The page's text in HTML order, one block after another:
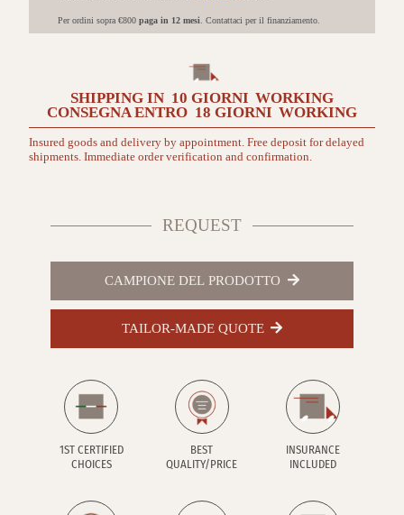
Lucido
quantità
Per ordini sopra €800 paga in 12 mesi . Contattaci per il finanziamento.
SHIPPING IN 10 GIORNI WORKING
CONSEGNA ENTRO 18 GIORNI WORKING
Insured goods and delivery by appointment. Free deposit for delayed
shipments. Immediate order verification and confirmation.
REQUEST
CAMPIONE DEL PRODOTTO
TAILOR-MADE QUOTE
1ST CERTIFIED
CHOICES
BEST
QUALITY/PRICE
INSURANCE
INCLUDED